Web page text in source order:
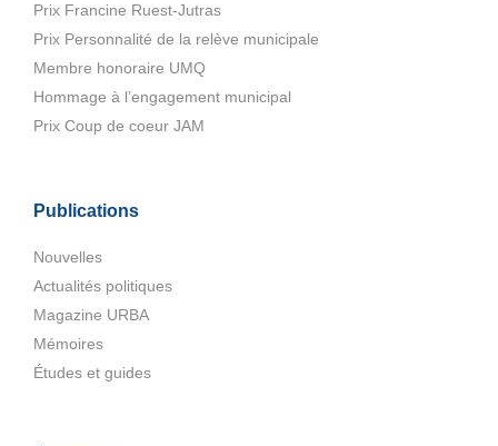
Prix Francine Ruest-Jutras
Prix Personnalité de la relève municipale
Membre honoraire UMQ
Hommage à l’engagement municipal
Prix Coup de coeur JAM
Publications
Nouvelles
Actualités politiques
Magazine URBA
Mémoires
Études et guides